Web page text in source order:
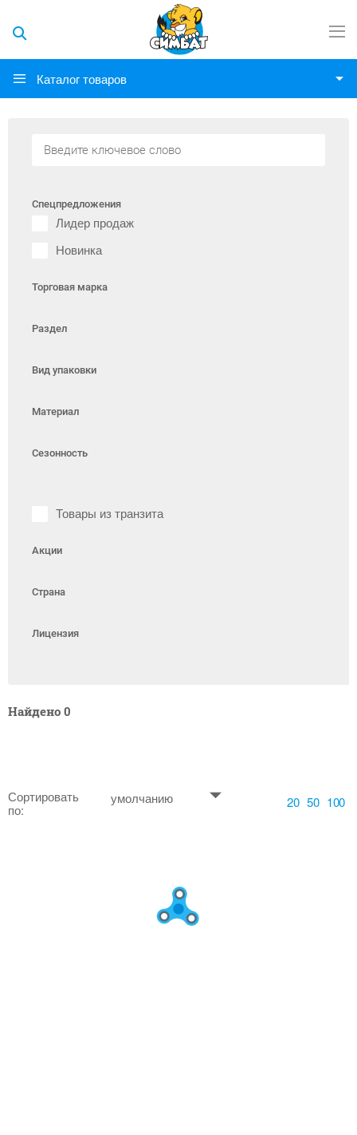
Каталог товаров
Спецпредложения
Лидер продаж
Новинка
Торговая марка
Раздел
Вид упаковки
Материал
Сезонность
Товары из транзита
Акции
Страна
Лицензия
Найдено 0
Сортировать
по:
умолчанию 20 50 100